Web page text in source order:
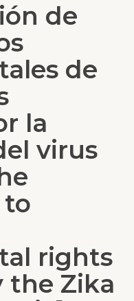
de
de
la
virus
rights
the Zika